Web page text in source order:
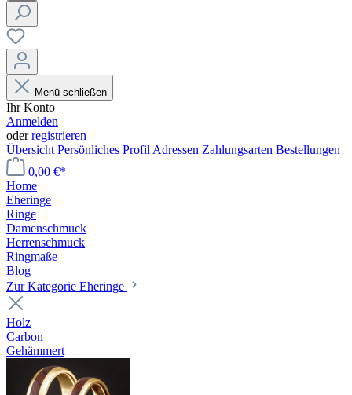
Menü schließen
Ihr Konto
Anmelden
oderregistrieren
Übersicht Persönliches Profil Adressen Zahlungsarten Bestellungen
0,00 €*
Home
Eheringe
Ringe
Damenschmuck
Herrenschmuck
Ringmaße
Blog
Zur Kategorie Eheringe
Holz
Carbon
Gehämmert